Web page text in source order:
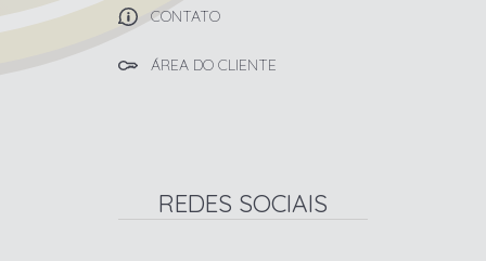
CONTATO
ÁREA DO CLIENTE
REDES SOCIAIS